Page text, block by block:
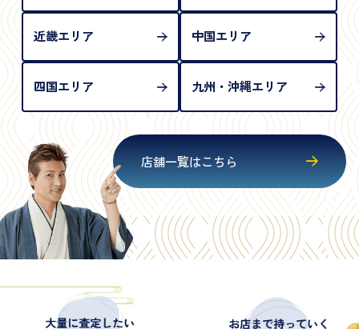
近畿エリア 中国エリア
四国エリア 九州・沖縄エリア
店舗一覧はこちら